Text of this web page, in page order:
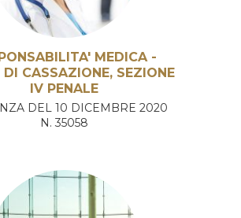
MEDICA -
DI CASSAZIONE, SEZIONE
IV PENALE
DEL 10 DICEMBRE 2020
N. 35058